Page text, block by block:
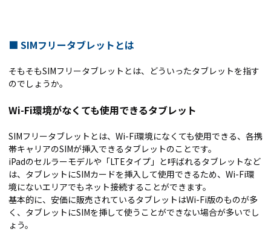
■ SIMフリータブレットとは
そもそもSIMフリータブレットとは、どういったタブレットを指す
のでしょうか。
Wi-Fi環境がなくても使用できるタブレット
SIMフリータブレットとは、Wi-Fi環境になくても使用できる、各携
帯キャリアのSIMが挿入できるタブレットのことです。
iPadのセルラーモデルや「LTEタイプ」と呼ばれるタブレットなど
は、タブレットにSIMカードを挿入して使用できるため、Wi-Fi環
境にないエリアでもネット接続することができます。
基本的に、安価に販売されているタブレットはWi-Fi版のものが多
く、タブレットにSIMを挿して使うことができない場合が多いでし
ょう。